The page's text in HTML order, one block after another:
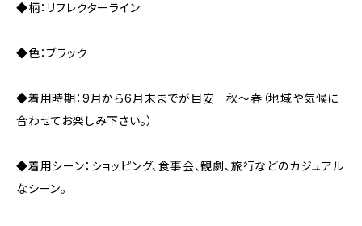
◆柄：リフレクターライン
◆色：ブラック
◆着用時期：9月から6月末までが目安 秋～春（地域や気候に
合わせてお楽しみ下さい。）
◆着用シーン：ショッピング、食事会、観劇、旅行などのカジュアル
なシーン。